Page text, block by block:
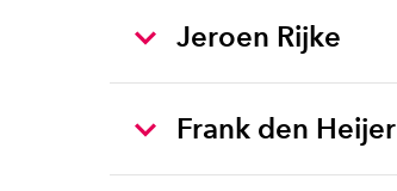
Jeroen Rijke
Frank den Heijer